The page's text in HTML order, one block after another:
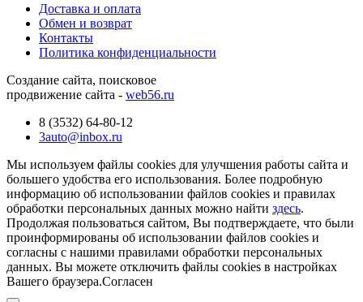
Доставка и оплата
Обмен и возврат
Контакты
Политика конфиденциальности
Создание сайта, поисковое
продвижение сайта - web56.ru
8 (3532) 64-80-12
3auto@inbox.ru
Мы используем файлы cookies для улучшения работы сайта и
большего удобства его использования. Более подробную
информацию об использовании файлов cookies и правилах
обработки персональных данных можно найти здесь.
Продолжая пользоваться сайтом, Вы подтверждаете, что были
проинформированы об использовании файлов cookies и
согласны с нашими правилами обработки персональных
данных. Вы можете отключить файлы cookies в настройках
Вашего браузера.Согласен